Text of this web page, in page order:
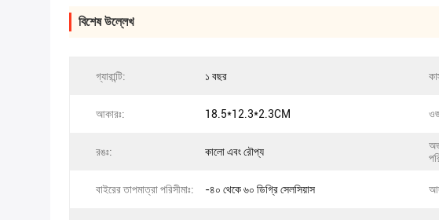
বিশেষ উল্লেখ
গ্যারান্টি: ১ বছর
আকারঃ: 18.5*12.3*2.3CM
রঙঃ: কালো এবং রৌপ্য
বাইরের তাপমাত্রা পরিসীমাঃ: -৪০ থেকে ৬০ ডিগ্রি সেলসিয়াস